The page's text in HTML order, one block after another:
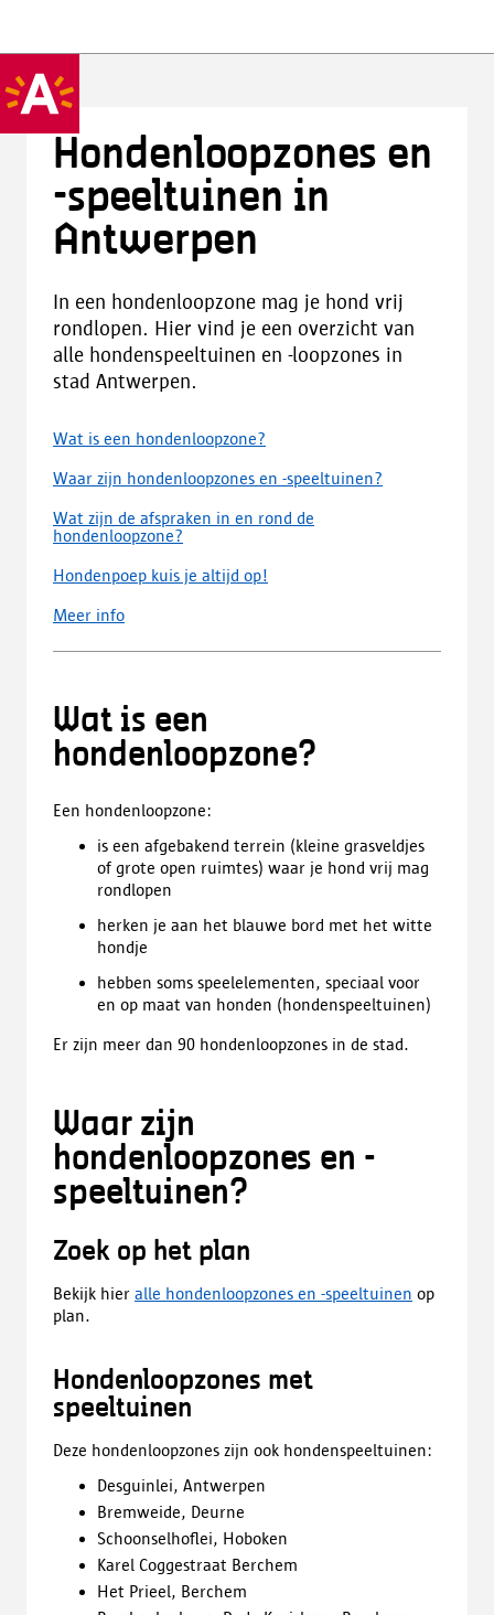
Hondenloopzones en
-speeltuinen in
Antwerpen
In een hondenloopzone mag je hond vrij
rondlopen. Hier vind je een overzicht van
alle hondenspeeltuinen en -loopzones in
stad Antwerpen.
Wat is een hondenloopzone?
Waar zijn hondenloopzones en -speeltuinen?
Wat zijn de afspraken in en rond de
hondenloopzone?
Hondenpoep kuis je altijd op!
Meer info
Wat is een
hondenloopzone?
Een hondenloopzone:
is een afgebakend terrein (kleine grasveldjes
of grote open ruimtes) waar je hond vrij mag
rondlopen
herken je aan het blauwe bord met het witte
hondje
hebben soms speelelementen, speciaal voor
en op maat van honden (hondenspeeltuinen)
Er zijn meer dan 90 hondenloopzones in de stad.
Waar zijn
hondenloopzones en -
speeltuinen?
Zoek op het plan
Bekijk hier alle hondenloopzones en -speeltuinen op
plan.
Hondenloopzones met
speeltuinen
Deze hondenloopzones zijn ook hondenspeeltuinen:
Desguinlei, Antwerpen
Bremweide, Deurne
Schoonselhoflei, Hoboken
Karel Coggestraat Berchem
Het Prieel, Berchem